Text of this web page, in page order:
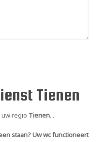
Tienen
regio Tienen...
staan? Uw wc functioneert